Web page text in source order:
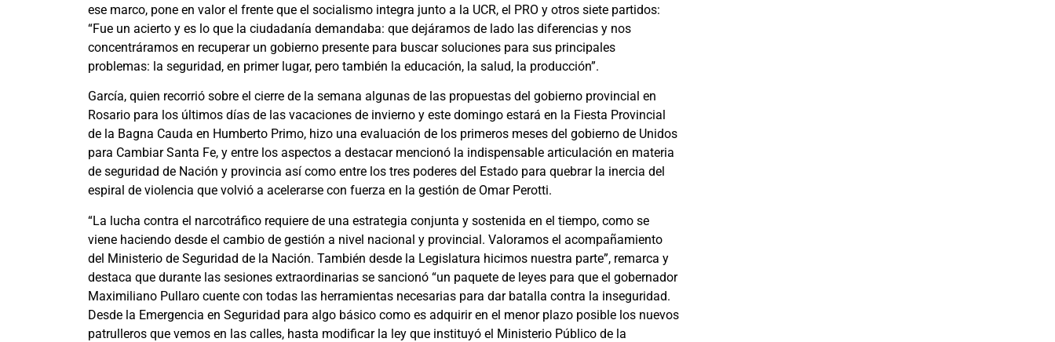
ese marco, pone en valor el frente que el socialismo integra junto a la UCR, el PRO y otros siete partidos:
“Fue un acierto y es lo que la ciudadanía demandaba: que dejáramos de lado las diferencias y nos
concentráramos en recuperar un gobierno presente para buscar soluciones para sus principales
problemas: la seguridad, en primer lugar, pero también la educación, la salud, la producción”.
García, quien recorrió sobre el cierre de la semana algunas de las propuestas del gobierno provincial en
Rosario para los últimos días de las vacaciones de invierno y este domingo estará en la Fiesta Provincial
de la Bagna Cauda en Humberto Primo, hizo una evaluación de los primeros meses del gobierno de Unidos
para Cambiar Santa Fe, y entre los aspectos a destacar mencionó la indispensable articulación en materia
de seguridad de Nación y provincia así como entre los tres poderes del Estado para quebrar la inercia del
espiral de violencia que volvió a acelerarse con fuerza en la gestión de Omar Perotti.
“La lucha contra el narcotráfico requiere de una estrategia conjunta y sostenida en el tiempo, como se
viene haciendo desde el cambio de gestión a nivel nacional y provincial. Valoramos el acompañamiento
del Ministerio de Seguridad de la Nación. También desde la Legislatura hicimos nuestra parte”, remarca y
destaca que durante las sesiones extraordinarias se sancionó “un paquete de leyes para que el gobernador
Maximiliano Pullaro cuente con todas las herramientas necesarias para dar batalla contra la inseguridad.
Desde la Emergencia en Seguridad para algo básico como es adquirir en el menor plazo posible los nuevos
patrulleros que vemos en las calles, hasta modificar la ley que instituyó el Ministerio Público de la